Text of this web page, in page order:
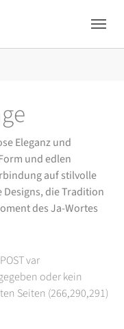
Eleganz und
und edlen
auf stilvolle
Designs, die Tradition
des Ja-Wortes
var
oder kein
Seiten (266,290,291)